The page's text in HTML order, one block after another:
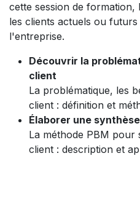
cette session de formation,
les clients actuels ou
l'entreprise.
Découvrir la
client
La problématique, les
client : définition et
Élaborer une
La méthode PBM pour
client : description et